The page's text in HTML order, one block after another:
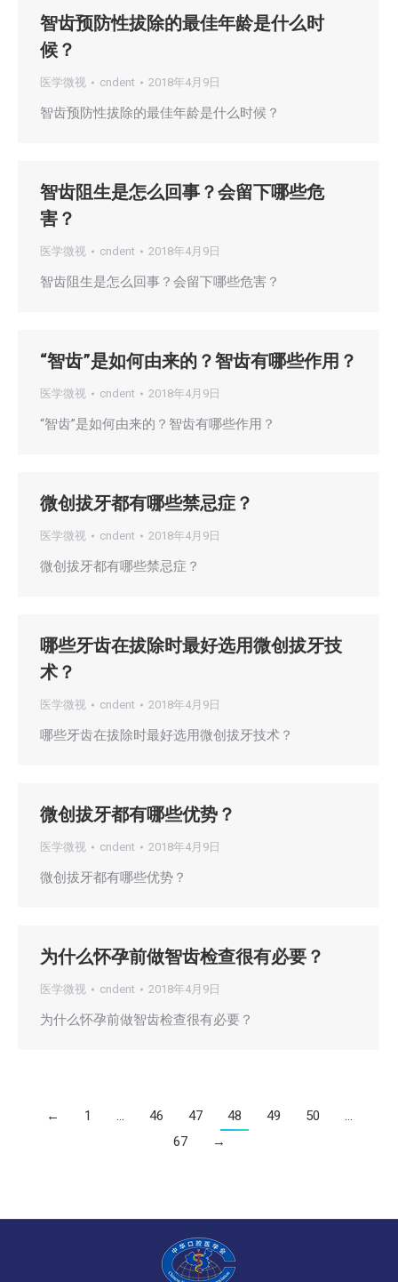
智齿预防性拔除的最佳年龄是什么时
候？
医学微视 cndent 2018年4月9日
智齿预防性拔除的最佳年龄是什么时候？
智齿阻生是怎么回事？会留下哪些危
害？
医学微视 cndent 2018年4月9日
智齿阻生是怎么回事？会留下哪些危害？
“智齿”是如何由来的？智齿有哪些作用？
医学微视 cndent 2018年4月9日
“智齿”是如何由来的？智齿有哪些作用？
微创拔牙都有哪些禁忌症？
医学微视 cndent 2018年4月9日
微创拔牙都有哪些禁忌症？
哪些牙齿在拔除时最好选用微创拔牙技
术？
医学微视 cndent 2018年4月9日
哪些牙齿在拔除时最好选用微创拔牙技术？
微创拔牙都有哪些优势？
医学微视 cndent 2018年4月9日
微创拔牙都有哪些优势？
为什么怀孕前做智齿检查很有必要？
医学微视 cndent 2018年4月9日
为什么怀孕前做智齿检查很有必要？
← 1 … 46 47 48 49 50
…
67
→